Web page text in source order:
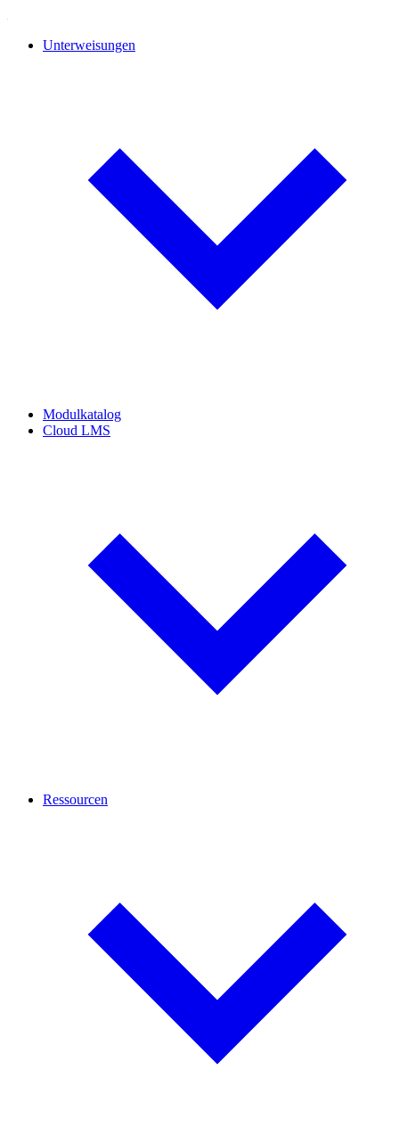
Unterweisungen
Modulkatalog
Cloud LMS
Ressourcen